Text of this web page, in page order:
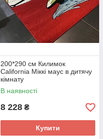
200*290 см Килимок
California Міккі маус в дитячу
кімнату
В наявності
8 228 ₴
Купити